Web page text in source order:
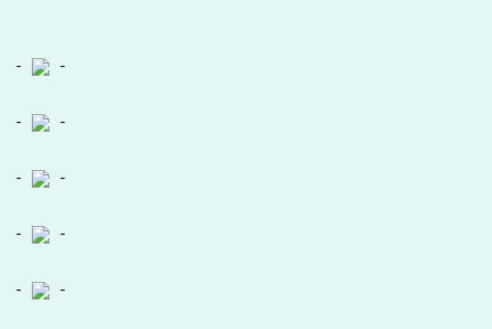
- -
- -
- -
- -
- -